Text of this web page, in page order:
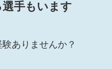
手もいます
ありませんか？